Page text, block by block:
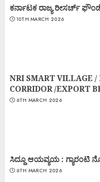
ಕರ್ನಾಟಕ ರಾಜ್ಯ ರೀಸರ್ಚ್
10TH MARCH 2026
NRI SMART VILLAGE /
CORRIDOR /EXPORT
6TH MARCH 2026
ಸಿದ್ದೂ ಆಯವ್ಯಯ : ಗ್ಯಾರಂಟಿ
6TH MARCH 2026